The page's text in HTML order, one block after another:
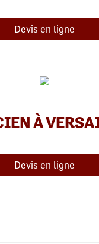
Devis en ligne
À
Devis en ligne